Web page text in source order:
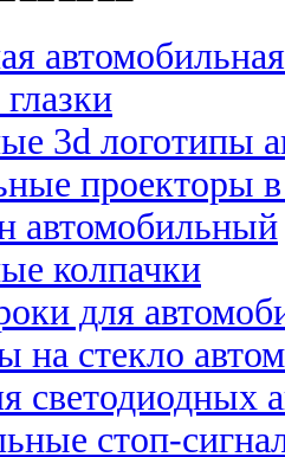
3d логотипы
проекторы
автомобильный
колпачки
для
на стекло
светодиодных
стоп-